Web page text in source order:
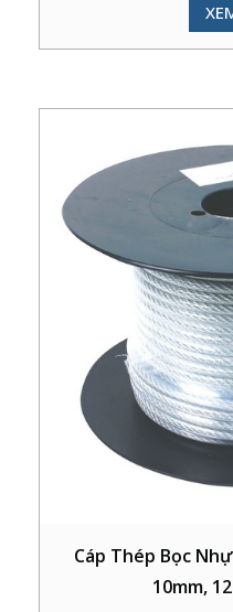
Cáp Thép Bọc
10mm,